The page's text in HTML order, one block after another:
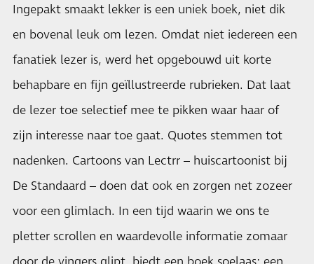
Ingepakt smaakt lekker is een uniek boek, niet dik
en bovenal leuk om lezen. Omdat niet iedereen een
fanatiek lezer is, werd het opgebouwd uit korte
behapbare en fijn geïllustreerde rubrieken. Dat laat
de lezer toe selectief mee te pikken waar haar of
zijn interesse naar toe gaat. Quotes stemmen tot
nadenken. Cartoons van Lectrr – huiscartoonist bij
De Standaard – doen dat ook en zorgen net zozeer
voor een glimlach. In een tijd waarin we ons te
pletter scrollen en waardevolle informatie zomaar